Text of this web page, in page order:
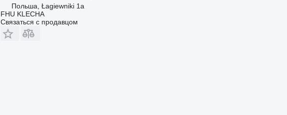
Польша, Łagiewniki 1a
FHU KLECHA
Связаться с продавцом